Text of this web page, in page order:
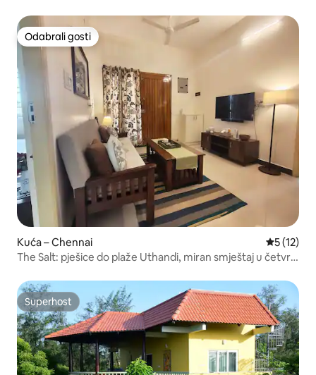
Odabrali gosti
Odabrali gosti
Kuća – Chennai Prosječna
5 (12)
The Salt: pješice do plaže Uthandi, miran smještaj u četvrti
Superhost
Superhost